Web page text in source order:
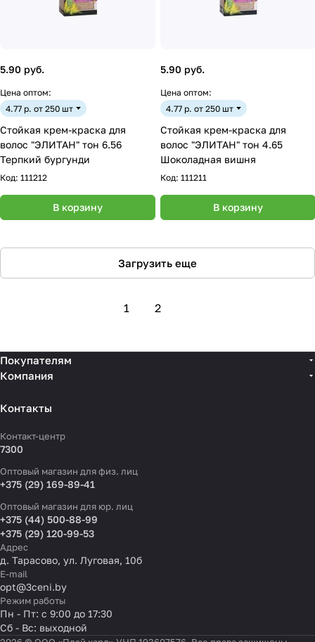
5.90 руб.
Цена оптом:
4.77 р. от 250 шт
Стойкая крем-краска для
волос "ЭЛИТАН" тон 6.56
Терпкий бургунди
Код: 111212
В корзину
5.90 руб.
Цена оптом:
4.77 р. от 250 шт
Стойкая крем-краска для
волос "ЭЛИТАН" тон 4.65
Шоколадная вишня
Код: 111211
В корзину
Загрузить еще
1 2
Покупателям
Компания
Контакты
Контакт-центр
7300
Оптовый магазин для физ. лиц
+375 (29) 169-89-41
Оптовый магазин для юр. лиц
+375 (44) 500-88-99
+375 (29) 120-99-53
Адрес
д. Тарасово, ул. Луговая, 10б
E-mail
opt@3ceni.by
Режим работы
Пн - Пт: с 9:00 до 17:30
Сб - Вс: выходной